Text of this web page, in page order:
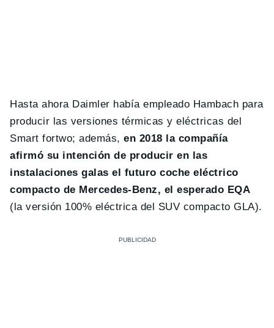
Hasta ahora Daimler había empleado Hambach para
producir las versiones térmicas y eléctricas del
Smart fortwo; además,en 2018 la compañía
afirmó su intención de producir en las
instalaciones galas el futuro coche eléctrico
compacto de Mercedes-Benz, el esperado EQA
(la versión 100% eléctrica del SUV compacto GLA).